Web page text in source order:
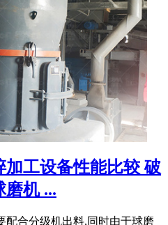
加工设备性能比较 破
磨机 ...
配合分级机出料,同时由于球磨